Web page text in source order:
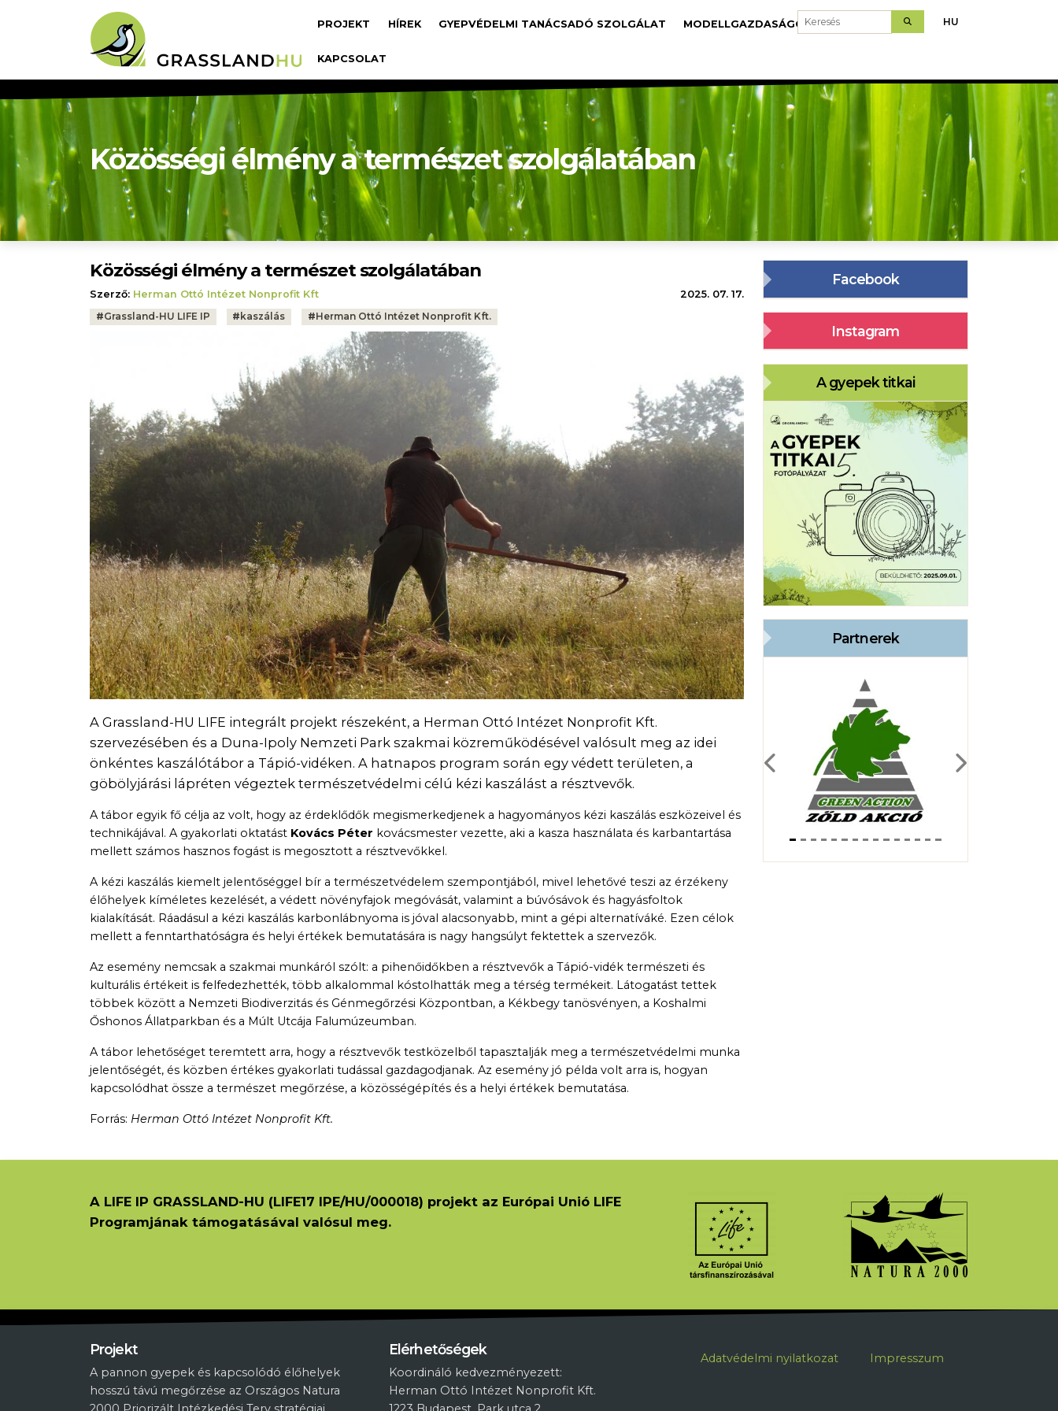
Fő navigáció
PROJEKT HÍREK GYEPVÉDELMI TANÁCSADÓ SZOLGÁLAT MODELLGAZDASÁGOK LETÖLTÉS
KAPCSOLAT
Keresés HU
Közösségi élmény a természet szolgálatában
Közösségi élmény a természet szolgálatában
Szerző: Herman Ottó Intézet Nonprofit Kft
2025. 07. 17.
Tags:
#Grassland-HU LIFE IP # kaszálás #Herman Ottó Intézet Nonprofit Kft.
A Grassland-HU LIFE integrált projekt részeként, a Herman Ottó Intézet Nonprofit Kft.
szervezésében és a Duna-Ipoly Nemzeti Park szakmai közreműködésével valósult meg az idei
önkéntes kaszálótábor a Tápió-vidéken. A hatnapos program során egy védett területen, a
göbölyjárási lápréten végeztek természetvédelmi célú kézi kaszálást a résztvevők.
A tábor egyik fő célja az volt, hogy az érdeklődők megismerkedjenek a hagyományos kézi kaszálás eszközeivel és
technikájával. A gyakorlati oktatást Kovács Péter kovácsmester vezette, aki a kasza használata és karbantartása
mellett számos hasznos fogást is megosztott a résztvevőkkel.
A kézi kaszálás kiemelt jelentőséggel bír a természetvédelem szempontjából, mivel lehetővé teszi az érzékeny
élőhelyek kíméletes kezelését, a védett növényfajok megóvását, valamint a búvósávok és hagyásfoltok
kialakítását. Ráadásul a kézi kaszálás karbonlábnyoma is jóval alacsonyabb, mint a gépi alternatíváké. Ezen célok
mellett a fenntarthatóságra és helyi értékek bemutatására is nagy hangsúlyt fektettek a szervezők.
Az esemény nemcsak a szakmai munkáról szólt: a pihenőidőkben a résztvevők a Tápió-vidék természeti és
kulturális értékeit is felfedezhették, több alkalommal kóstolhatták meg a térség termékeit. Látogatást tettek
többek között a Nemzeti Biodiverzitás és Génmegőrzési Központban, a Kékbegy tanösvényen, a Koshalmi
Őshonos Állatparkban és a Múlt Utcája Falumúzeumban.
A tábor lehetőséget teremtett arra, hogy a résztvevők testközelből tapasztalják meg a természetvédelmi munka
jelentőségét, és közben értékes gyakorlati tudással gazdagodjanak. Az esemény jó példa volt arra is, hogyan
kapcsolódhat össze a természet megőrzése, a közösségépítés és a helyi értékek bemutatása.
Forrás: Herman Ottó Intézet Nonprofit Kft.
Facebook
Instagram
A gyepek titkai
Partnerek
Previous Next
A LIFE IP GRASSLAND-HU (LIFE17 IPE/HU/000018) projekt az Európai Unió LIFE
Programjának támogatásával valósul meg.
Projekt
A pannon gyepek és kapcsolódó élőhelyek
hosszú távú megőrzése az Országos Natura
Elérhetőségek
Koordináló kedvezményezett:
Herman Ottó Intézet Nonprofit Kft.
Lábléc
Adatvédelmi nyilatkozat Impresszum